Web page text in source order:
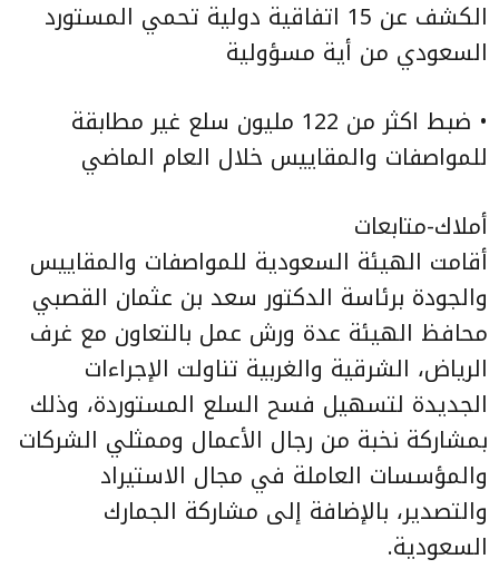
الكشف عن 15 اتفاقية دولية تحمي المستورد
السعودي من أية مسؤولية
• ضبط اكثر من 122 مليون سلع غير مطابقة
للمواصفات والمقاييس خلال العام الماضي
أملاك-متابعات
أقامت الهيئة السعودية للمواصفات والمقاييس
والجودة برئاسة الدكتور سعد بن عثمان القصبي
محافظ الهيئة عدة ورش عمل بالتعاون مع غرف
الرياض، الشرقية والغربية تناولت الإجراءات
الجديدة لتسهيل فسح السلع المستوردة، وذلك
بمشاركة نخبة من رجال الأعمال وممثلي الشركات
والمؤسسات العاملة في مجال الاستيراد
والتصدير، بالإضافة إلى مشاركة الجمارك
السعودية.